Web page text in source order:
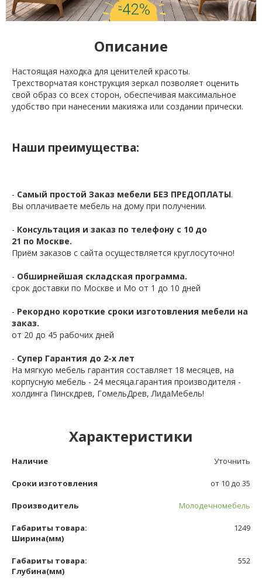
Описание
Настоящая находка для ценителей красоты.
Трехстворчатая конструкция зеркал позволяет оценить
свой образ со всех сторон, обеспечивая максимальное
удобство при нанесении макияжа или создании прически.
Наши преимущества:
- Самый простой Заказ мебели БЕЗ ПРЕДОПЛАТЫ.
Вы оплачиваете мебель на дому при получении.
- Консультация и заказ по телефону с 10 до
21 по Москве.
Приём заказов с сайта осуществляется круглосуточно!
- Обширнейшая складская программа.
срок доставки по Москве и Мо от 1 до 10 дней
- Рекордно короткие сроки изготовления мебели на
заказ.
от 20 до 45 рабочих дней
- Супер Гарантия до 2-х лет
На мягкую мебель гарантия составляет 18 месяцев, на
корпусную мебель - 24 месяца.гарантия производителя -
холдинга Пинскдрев, ГомельДрев, ЛидаМебель!
Характеристики
Наличие Уточнить
Сроки изготовления от 10 до 35
Производитель Молодечномебель
Габариты товара:
Ширина(мм)
1249
Габариты товара:
Глубина(мм)
552